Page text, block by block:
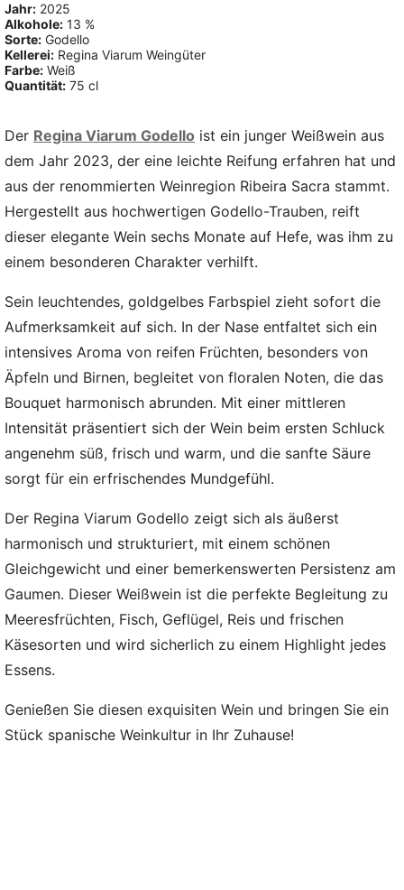
Jahr: 2025
Alkohole: 13 %
Sorte: Godello
Kellerei: Regina Viarum Weingüter
Farbe: Weiß
Quantität: 75 cl
Der Regina Viarum Godello ist ein junger Weißwein aus
dem Jahr 2023, der eine leichte Reifung erfahren hat und
aus der renommierten Weinregion Ribeira Sacra stammt.
Hergestellt aus hochwertigen Godello-Trauben, reift
dieser elegante Wein sechs Monate auf Hefe, was ihm zu
einem besonderen Charakter verhilft.
Sein leuchtendes, goldgelbes Farbspiel zieht sofort die
Aufmerksamkeit auf sich. In der Nase entfaltet sich ein
intensives Aroma von reifen Früchten, besonders von
Äpfeln und Birnen, begleitet von floralen Noten, die das
Bouquet harmonisch abrunden. Mit einer mittleren
Intensität präsentiert sich der Wein beim ersten Schluck
angenehm süß, frisch und warm, und die sanfte Säure
sorgt für ein erfrischendes Mundgefühl.
Der Regina Viarum Godello zeigt sich als äußerst
harmonisch und strukturiert, mit einem schönen
Gleichgewicht und einer bemerkenswerten Persistenz am
Gaumen. Dieser Weißwein ist die perfekte Begleitung zu
Meeresfrüchten, Fisch, Geflügel, Reis und frischen
Käsesorten und wird sicherlich zu einem Highlight jedes
Essens.
Genießen Sie diesen exquisiten Wein und bringen Sie ein
Stück spanische Weinkultur in Ihr Zuhause!